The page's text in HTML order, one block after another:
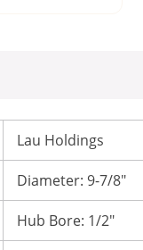
Lau Holdings
Diameter: 9-7/8"
Hub Bore: 1/2"